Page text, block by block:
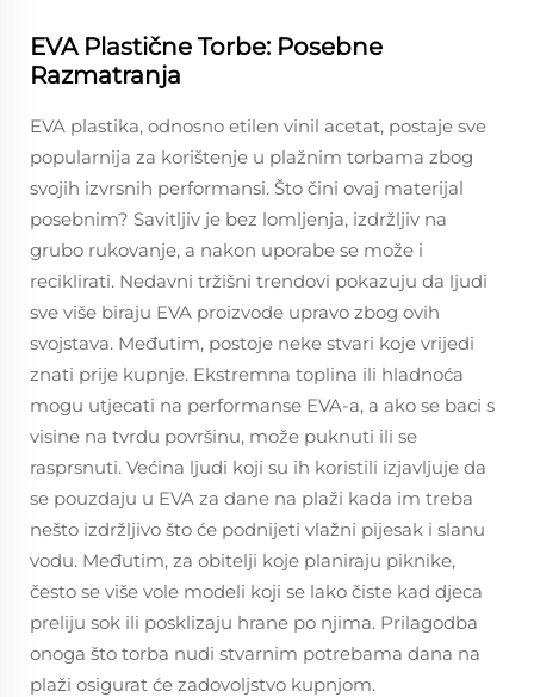
EVA Plastične Torbe: Posebne
Razmatranja
EVA plastika, odnosno etilen vinil acetat, postaje sve
popularnija za korištenje u plažnim torbama zbog
svojih izvrsnih performansi. Što čini ovaj materijal
posebnim? Savitljiv je bez lomljenja, izdržljiv na
grubo rukovanje, a nakon uporabe se može i
reciklirati. Nedavni tržišni trendovi pokazuju da ljudi
sve više biraju EVA proizvode upravo zbog ovih
svojstava. Međutim, postoje neke stvari koje vrijedi
znati prije kupnje. Ekstremna toplina ili hladnoća
mogu utjecati na performanse EVA-a, a ako se baci s
visine na tvrdu površinu, može puknuti ili se
rasprsnuti. Većina ljudi koji su ih koristili izjavljuje da
se pouzdaju u EVA za dane na plaži kada im treba
nešto izdržljivo što će podnijeti vlažni pijesak i slanu
vodu. Međutim, za obitelji koje planiraju piknike,
često se više vole modeli koji se lako čiste kad djeca
preliju sok ili posklizaju hrane po njima. Prilagodba
onoga što torba nudi stvarnim potrebama dana na
plaži osigurat će zadovoljstvo kupnjom.